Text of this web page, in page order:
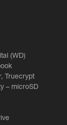
(WD)
Truecrypt
– microSD